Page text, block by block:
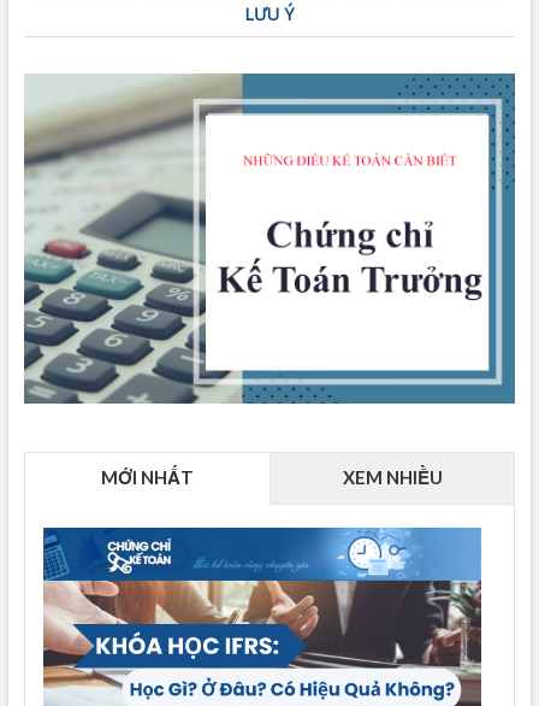
LƯU Ý
MỚI NHẤT XEM NHIỀU